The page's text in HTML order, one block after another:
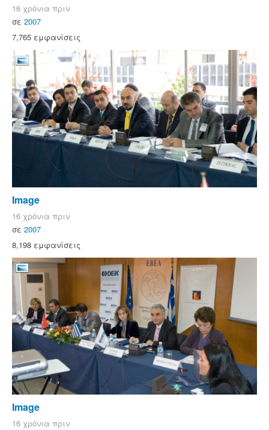
16 χρόνια πριν
σε 2007
7,765 εμφανίσεις
Image
16 χρόνια πριν
σε 2007
8,198 εμφανίσεις
Image
16 χρόνια πριν